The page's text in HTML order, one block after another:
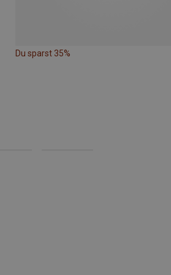
Du sparst 35%